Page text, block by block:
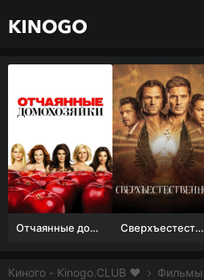
Отчаянные домохозяйки (1 сезон) Сверхъестественное
Киного - Kinogo.CLUB ❤️ Фильмы